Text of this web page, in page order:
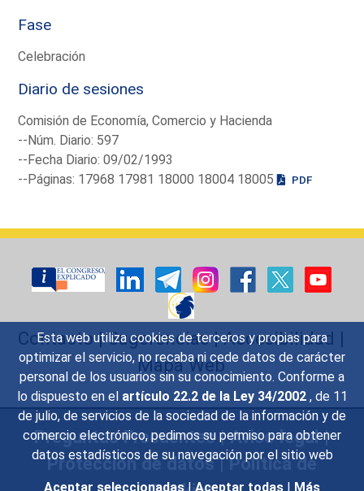
Esta web utiliza cookies de terceros y propias para
optimizar el servicio, no recaba ni cede datos de carácter
personal de los usuarios sin su conocimiento. Conforme a
lo dispuesto en el artículo 22.2 de la Ley 34/2002 , de 11
de julio, de servicios de la sociedad de la información y de
comercio electrónico, pedimos su permiso para obtener
datos estadísticos de su navegación por el sitio web
Aceptar seleccionadas | Aceptar todas | Más
Fase
Celebración
Diario de sesiones
Comisión de Economía, Comercio y Hacienda
--Núm. Diario: 597
--Fecha Diario: 09/02/1993
--Páginas: 17968 17981 18000 18004 18005
PDF
Contacto|Sugerencias|Accesibilidad |
Mapa Web
Preguntas Frecuentes|Aviso legal|
Protección de datos|Política de